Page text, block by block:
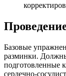
Базовые
разминки.
подготовленные
сердечно-